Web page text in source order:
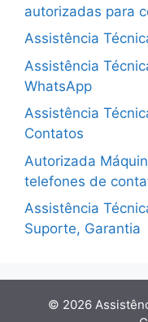
autorizadas para
Assistência
Assistência
WhatsApp
Assistência
Contatos
Autorizada
telefones de
Assistência
Suporte, Garantia
© 2026